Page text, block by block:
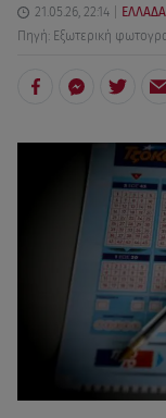
21.05.26, 22:14
ΕΛΛΑΔΑ
Πηγή: Εξωτερική